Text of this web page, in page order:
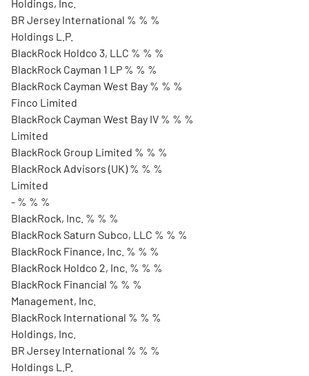
Holdings, Inc.
BR Jersey International % % %
Holdings L.P.
BlackRock Holdco 3, LLC % % %
BlackRock Cayman 1 LP % % %
BlackRock Cayman West Bay % % %
Finco Limited
BlackRock Cayman West Bay IV % % %
Limited
BlackRock Group Limited % % %
BlackRock Advisors (UK) % % %
Limited
- % % %
BlackRock, Inc. % % %
BlackRock Saturn Subco, LLC % % %
BlackRock Finance, Inc. % % %
BlackRock Holdco 2, Inc. % % %
BlackRock Financial % % %
Management, Inc.
BlackRock International % % %
Holdings, Inc.
BR Jersey International % % %
Holdings L.P.